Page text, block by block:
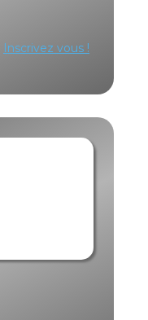
Inscrivez vous !